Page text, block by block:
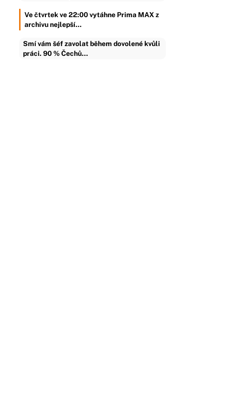
Ve čtvrtek ve 22:00 vytáhne Prima MAX z
archivu nejlepší…
Smí vám šéf zavolat během dovolené kvůli
práci. 90 % Čechů…